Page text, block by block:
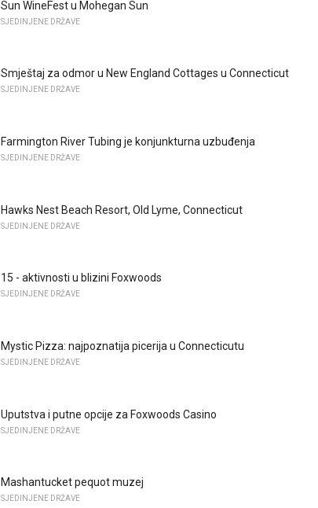
Sun WineFest u Mohegan Sun
SJEDINJENE DRŽAVE
Smještaj za odmor u New England Cottages u Connecticut
SJEDINJENE DRŽAVE
Farmington River Tubing je konjunkturna uzbuđenja
SJEDINJENE DRŽAVE
Hawks Nest Beach Resort, Old Lyme, Connecticut
SJEDINJENE DRŽAVE
15 - aktivnosti u blizini Foxwoods
SJEDINJENE DRŽAVE
Mystic Pizza: najpoznatija picerija u Connecticutu
SJEDINJENE DRŽAVE
Uputstva i putne opcije za Foxwoods Casino
SJEDINJENE DRŽAVE
Mashantucket pequot muzej
SJEDINJENE DRŽAVE